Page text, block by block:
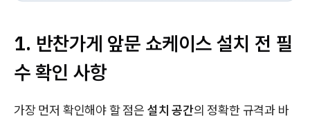
1. 반찬가게 앞문 쇼케이스 설치 전 필
수 확인 사항
가장 먼저 확인해야 할 점은 설치 공간의 정확한 규격과 바